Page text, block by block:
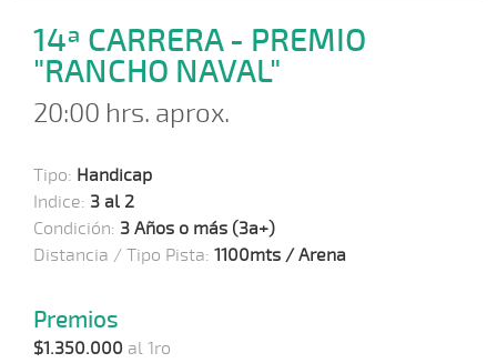
14ª CARRERA - PREMIO
"RANCHO NAVAL"
20:00 hrs. aprox.
Tipo: Handicap
Indice: 3 al 2
Condición: 3 Años o más (3a+)
Distancia / Tipo Pista: 1100mts / Arena
Premios
$1.350.000 al 1ro